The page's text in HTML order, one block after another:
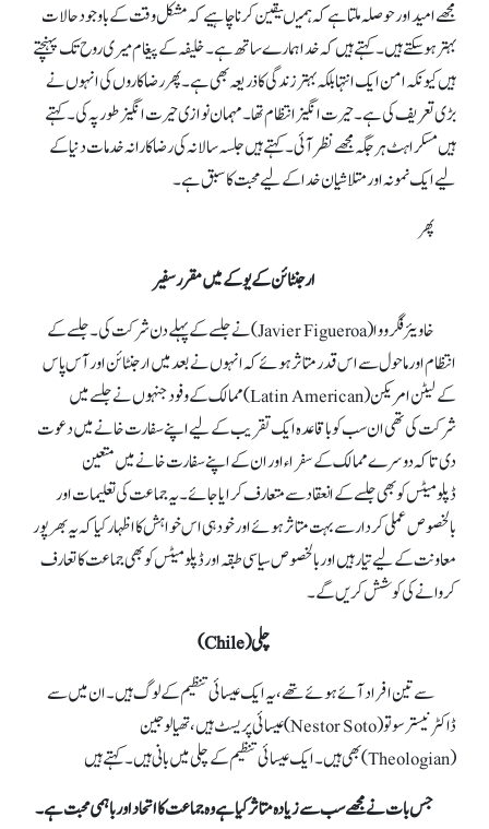
مجھے امید اور حوصلہ ملتا ہے کہ ہمیںیقین کرنا چاہیے کہ مشکل وقت کے باوجود حالات
بہتر ہو سکتے ہیں۔ کہتے ہیں کہ خدا ہمارے ساتھ ہے۔ خلیفہ کے پیغام میری روح تک پہنچتے
ہیں کیونکہ امن ایک انتہا بلکہ بہتر زندگی کا ذریعہ بھی ہے۔ پھر رضا کاروں کی انہوں نے
بڑی تعریف کی ہے۔ حیرت انگیز انتظام تھا۔ مہمان نوازی حیرت انگیز طور پہ کی۔ کہتے
ہیں مسکراہٹ ہر جگہ مجھے نظر آئی۔ کہتے ہیں جلسہ سالانہ کی رضاکارانہ خدمات دنیا کے
لیے ایک نمونہ اور متلاشیان خدا کے لیے محبت کا سبق ہے۔
پھر
ارجنٹائن کے یوکے میں مقرر سفیر
خاویئر فگرووا (Javier Figueroa) نے جلسےکے پہلے دن شرکت کی۔ جلسےکے
انتظام اور ماحول سے اس قدر متاثر ہوئے کہ انہوں نے بعد میں ارجنٹائن اور آس پاس
کے لیٹن امریکن (Latin American)ممالک کے وفود جنہوں نے جلسےمیں
شرکت کی تھی ان سب کو باقاعدہ ایک تقریب کے لیے اپنے سفارت خانے میں دعوت
دی تا کہ دوسرے ممالک کے سفراء اور ان کے اپنے سفارت خانے میں متعین
ڈپلومیٹس کو بھی جلسےکے انعقاد سے متعارف کرایا جائے۔ یہ جماعت کی تعلیمات اور
بالخصوص عملی کردار سے بہت متاثر ہوئے اور خود ہی اس خواہش کا اظہار کیا کہ یہ بھرپور
معاونت کے لیے تیار ہیں اور بالخصوص سیاسی طبقہ اور ڈپلومیٹس کو بھی جماعت کا تعارف
کروانے کی کوشش کریں گے۔
چلی (Chile)
سے تین افراد آئے ہوئے تھے، یہ ایک عیسائی تنظیم کے لوگ ہیں۔ ان میں سے
ڈاکٹر نیستر سوتو (Nestor Soto) عیسائی پریسٹ ہیں، تھیالوجین
(Theologian)بھی ہیں۔ ایک عیسائی تنظیم کے چلی میں بانی ہیں۔ کہتے ہیں
جس بات نے مجھے سب سے زیادہ متاثر کیا ہے وہ جماعت کا اتحاد اور باہمی محبت ہے۔